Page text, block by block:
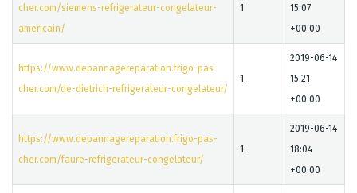
cher.com/siemens-refrigerateur-congelateur-
americain/
1
15:07
+00:00
https://www.depannagereparation.frigo-pas-
cher.com/de-dietrich-refrigerateur-congelateur/
1
2019-06-14
15:21
+00:00
https://www.depannagereparation.frigo-pas-
cher.com/faure-refrigerateur-congelateur/
1
2019-06-14
18:04
+00:00